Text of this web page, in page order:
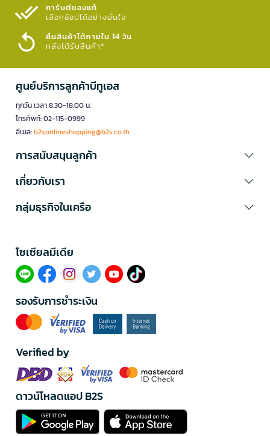
การันตีของแท้
เลือกช้อปได้อย่างมั่นใจ​
คืนสินค้าได้ภายใน 14 วัน
หลังได้รับสินค้า*
ศูนย์บริการลูกค้าบีทูเอส
ทุกวัน เวลา 8.30-18.00 น.
โทรศัพท์: 02-115-0999
อีเมล:b2sonlineshopping@b2s.co.th
การสนับสนุนลูกค้า
เกี่ยวกับเรา
กลุ่มธุรกิจในเครือ
โซเซียลมีเดีย​
รองรับการชำระเงิน
Verified by
ดาวน์โหลดแอป B2S